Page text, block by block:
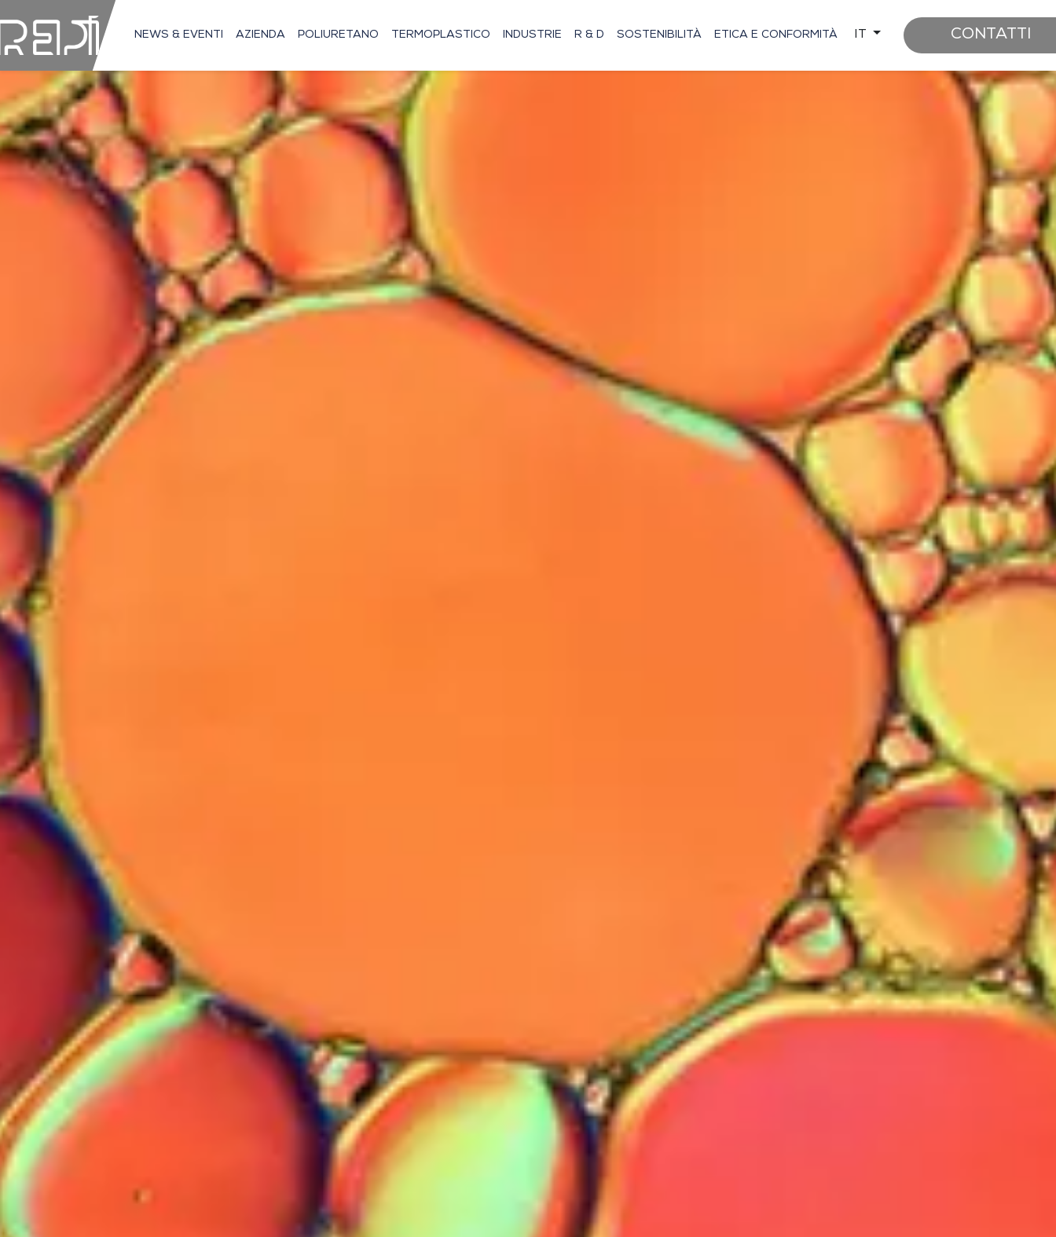
NEWS & EVENTI AZIENDA POLIURETANO TERMOPLASTICO INDUSTRIE R & D SOSTENIBILITÀ ETICA E CONFORMITÀ IT CONTATTI